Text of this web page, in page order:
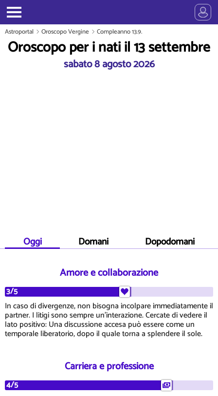
Astroportal Oroscopo Vergine Compleanno 13.9.
Oroscopo per i nati il 13 settembre
sabato 8 agosto 2026
Oggi Domani Dopodomani
Amore e collaborazione
3/5
In caso di divergenze, non bisogna incolpare immediatamente il
partner. I litigi sono sempre un'interazione. Cercate di vedere il
lato positivo: Una discussione accesa può essere come un
temporale liberatorio, dopo il quale torna a splendere il sole.
Carriera e professione
4/5